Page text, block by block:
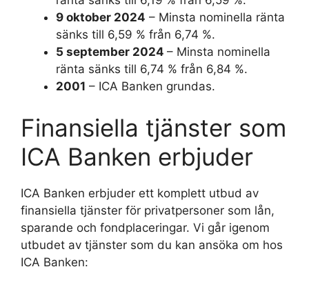
9 oktober 2024 – Minsta nominella ränta
sänks till 6,59 % från 6,74 %.
5 september 2024 – Minsta nominella
ränta sänks till 6,74 % från 6,84 %.
2001 – ICA Banken grundas.
Finansiella tjänster som
ICA Banken erbjuder
ICA Banken erbjuder ett komplett utbud av
finansiella tjänster för privatpersoner som lån,
sparande och fondplaceringar. Vi går igenom
utbudet av tjänster som du kan ansöka om hos
ICA Banken: